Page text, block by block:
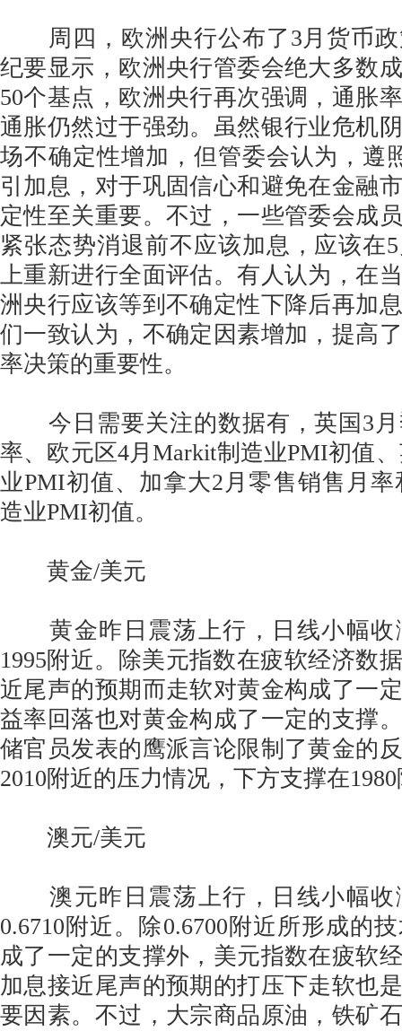
周四，欧洲央行公布了3月货币政
纪要显示，欧洲央行管委会绝大多数
50个基点，欧洲央行再次强调，通胀
通胀仍然过于强劲。虽然银行业危机
场不确定性增加，但管委会认为，遵
引加息，对于巩固信心和避免在金融
定性至关重要。不过，一些管委会成
紧张态势消退前不应该加息，应该在
上重新进行全面评估。有人认为，在
洲央行应该等到不确定性下降后再加
们一致认为，不确定因素增加，提高
率决策的重要性。
今日需要关注的数据有，英国3月
率、欧元区4月Markit制造业PMI初值
业PMI初值、加拿大2月零售销售月
造业PMI初值。
黄金/美元
黄金昨日震荡上行，日线小幅收
1995附近。除美元指数在疲软经济数
近尾声的预期而走软对黄金构成了一
益率回落也对黄金构成了一定的支撑
储官员发表的鹰派言论限制了黄金的
2010附近的压力情况，下方支撑在
澳元/美元
澳元昨日震荡上行，日线小幅收
0.6710附近。除0.6700附近所形成的
成了一定的支撑外，美元指数在疲软
加息接近尾声的预期的打压下走软也
要因素。不过，大宗商品原油，铁矿